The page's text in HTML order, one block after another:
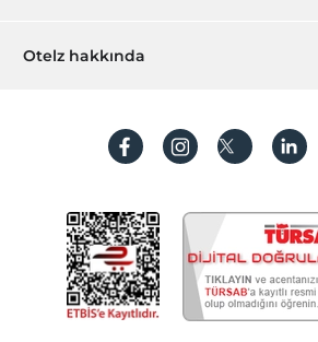
Sıkça sorulan sorular
İşlem rehberi
Hesap oluştur
Hemen tesisinizi ekleyin
Otelz hakkında
Koşullar ve şartlar
Aydınlatma metni